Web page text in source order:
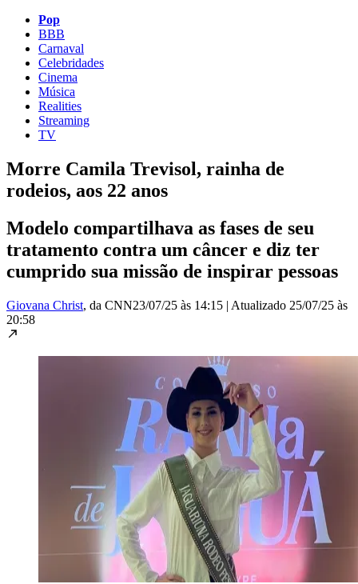
Pop
BBB
Carnaval
Celebridades
Cinema
Música
Realities
Streaming
TV
Morre Camila Trevisol, rainha de
rodeios, aos 22 anos
Modelo compartilhava as fases de seu
tratamento contra um câncer e diz ter
cumprido sua missão de inspirar pessoas
Giovana Christ, da CNN23/07/25 às 14:15 | Atualizado 25/07/25 às
20:58